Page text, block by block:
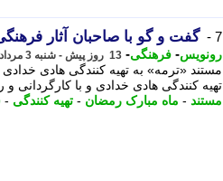
7 - گفت و گو با صاحبان آثار
رونویس- فرهنگی- 13 روز پیش - شنبه 3 مرداد 1405، 09:13
مستند «ترمه» به تهیه کنندگی هادی
تهیه کنندگی هادی خدادی و با کارگردانی
مستند - ماه مبارک رمضان - تهیه کنندگی -